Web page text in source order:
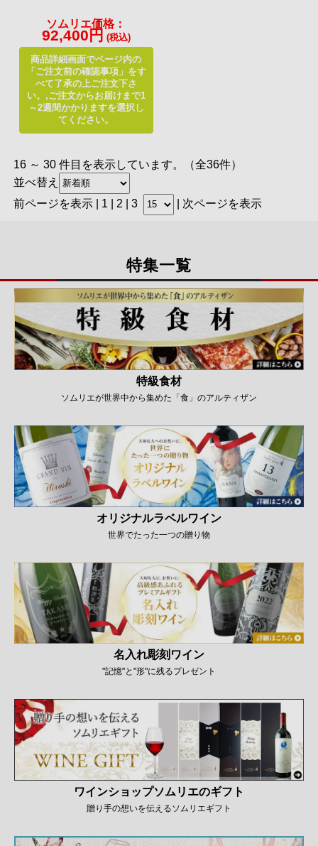
ソムリエ価格：
92,400円 (税込)
商品詳細画面でページ内の
「ご注文前の確認事項」をす
べて了承の上ご注文下さ
い。,ご注文からお届けまで1
～2週間かかりますを選択し
てください。
16 ～ 30 件目を表示しています。（全36件）
並べ替え
前ページを表示| 1 | 2 | 3 次ページを表示
特集一覧
特級食材
ソムリエが世界中から集めた「食」のアルティザン
オリジナルラベルワイン
世界でたった一つの贈り物
名入れ彫刻ワイン
"記憶"と"形"に残るプレゼント
ワインショップソムリエのギフト
贈り手の想いを伝えるソムリエギフト